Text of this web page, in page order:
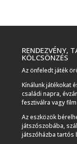
RENDEZVÉNY,
KÖLCSÖNZÉS
Az önfeledt játék
Kínálunk játékokat
családi napra,
fesztiválra vagy
Az eszközök
játszószobába,
játszóházba tartós